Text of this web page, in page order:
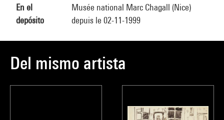
En el
depósito
Musée national Marc Chagall (Nice)
depuis le 02-11-1999
Del mismo artista